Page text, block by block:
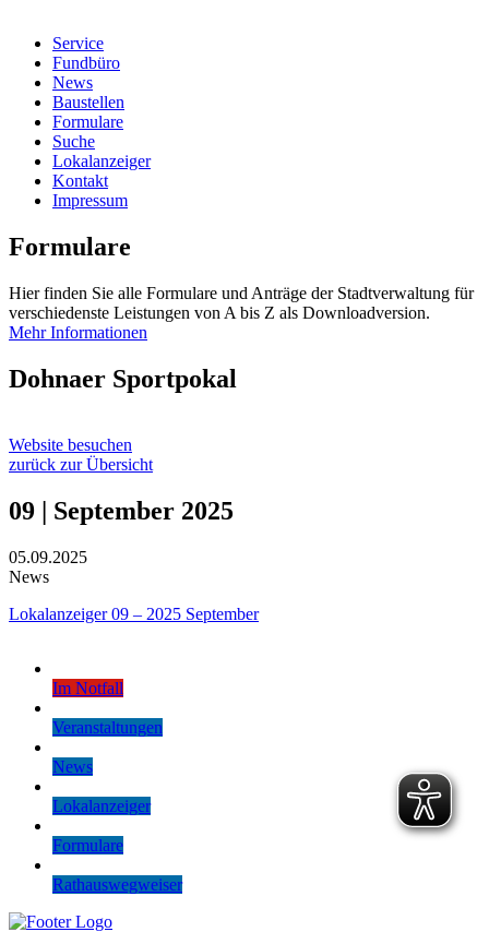
Service
Fundbüro
News
Baustellen
Formulare
Suche
Lokalanzeiger
Kontakt
Impressum
Formulare
Hier finden Sie alle Formulare und Anträge der Stadtverwaltung für
verschiedenste Leistungen von A bis Z als Downloadversion.
Mehr Informationen
Dohnaer Sportpokal
Website besuchen
zurück zur Übersicht
09 | September 2025
05.09.2025
News
Lokalanzeiger 09 – 2025 September
Im Notfall
Veranstaltungen
News
Lokalanzeiger
Formulare
Rathauswegweiser